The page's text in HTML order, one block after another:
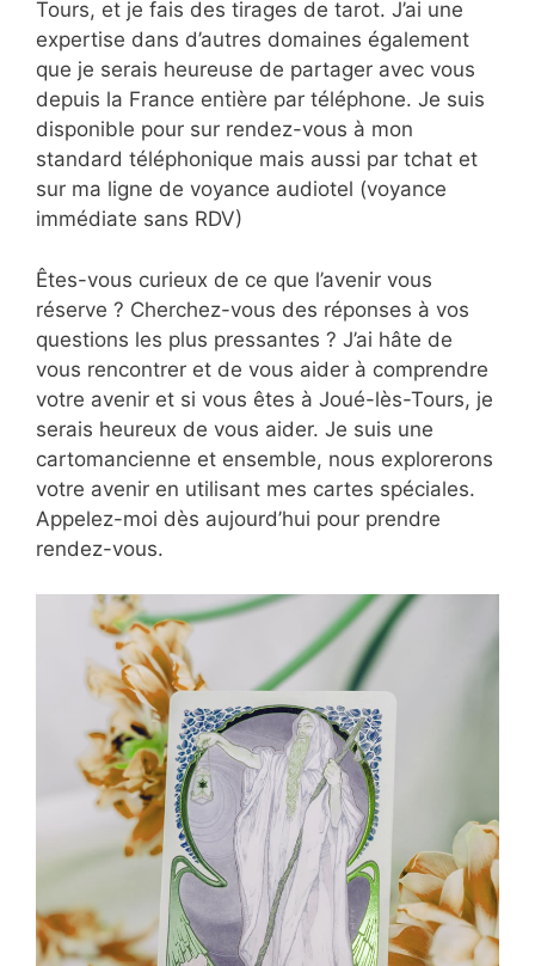
Tours, et je fais des tirages de tarot. J’ai une
expertise dans d’autres domaines également
que je serais heureuse de partager avec vous
depuis la France entière par téléphone. Je suis
disponible pour sur rendez-vous à mon
standard téléphonique mais aussi par tchat et
sur ma ligne de voyance audiotel (voyance
immédiate sans RDV)
Êtes-vous curieux de ce que l’avenir vous
réserve ? Cherchez-vous des réponses à vos
questions les plus pressantes ? J’ai hâte de
vous rencontrer et de vous aider à comprendre
votre avenir et si vous êtes à Joué-lès-Tours, je
serais heureux de vous aider. Je suis une
cartomancienne et ensemble, nous explorerons
votre avenir en utilisant mes cartes spéciales.
Appelez-moi dès aujourd’hui pour prendre
rendez-vous.